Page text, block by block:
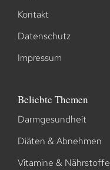
Kontakt
Datenschutz
Impressum
Beliebte Themen
Darmgesundheit
Diäten & Abnehmen
Vitamine & Nährstoffe